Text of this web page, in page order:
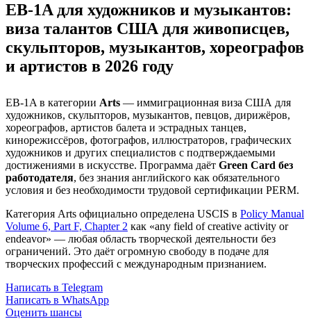
EB-1A для художников и музыкантов:
виза талантов США для живописцев,
скульпторов, музыкантов, хореографов
и артистов в 2026 году
EB-1A в категории Arts — иммиграционная виза США для
художников, скульпторов, музыкантов, певцов, дирижёров,
хореографов, артистов балета и эстрадных танцев,
кинорежиссёров, фотографов, иллюстраторов, графических
художников и других специалистов с подтверждаемыми
достижениями в искусстве. Программа даёт Green Card без
работодателя, без знания английского как обязательного
условия и без необходимости трудовой сертификации PERM.
Категория Arts официально определена USCIS в Policy Manual
Volume 6, Part F, Chapter 2 как «any field of creative activity or
endeavor» — любая область творческой деятельности без
ограничений. Это даёт огромную свободу в подаче для
творческих профессий с международным признанием.
Написать в Telegram
Написать в WhatsApp
Оценить шансы